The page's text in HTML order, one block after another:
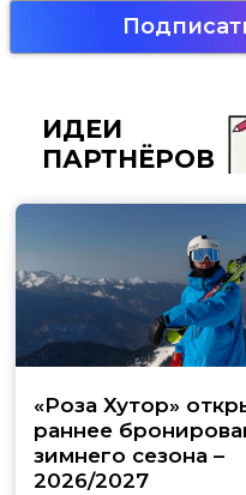
ИДЕИ
ПАРТНЁРОВ
«Роза Хутор»
раннее
зимнего сезона –
2026/2027